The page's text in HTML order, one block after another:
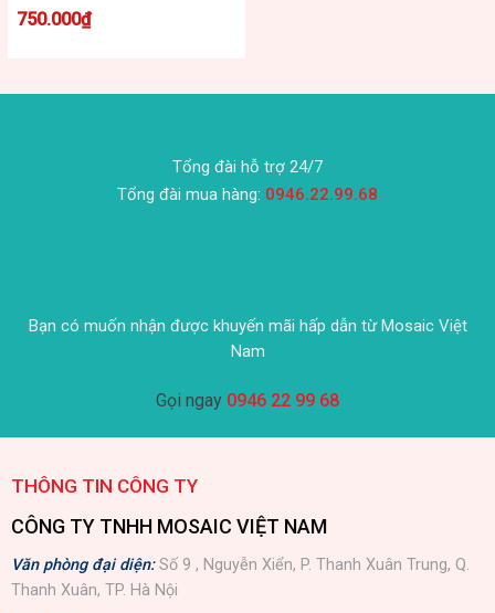
750.000₫
Tổng đài hỗ trợ 24/7
Tổng đài mua hàng: 0946.22.99.68
Bạn có muốn nhận được khuyến mãi hấp dẫn từ Mosaic Việt
Nam
Gọi ngay 0946 22 99 68
THÔNG TIN CÔNG TY
CÔNG TY TNHH MOSAIC VIỆT NAM
Văn phòng đại diện:Số 9 , Nguyễn Xiển, P. Thanh Xuân Trung, Q.
Thanh Xuân, TP. Hà Nội